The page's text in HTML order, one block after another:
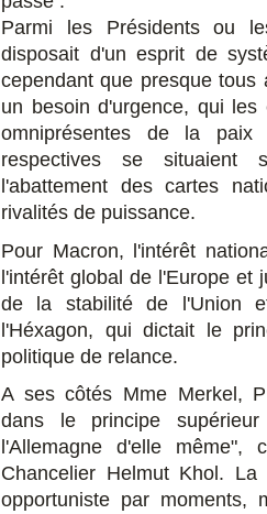
Parmi les Présidents ou
disposait d'un esprit de
cependant que presque
un besoin d'urgence, qui
omniprésentes de la
respectives se situaient
l'abattement des cartes
rivalités de puissance.
Pour Macron, l'intérêt
l'intérêt global de l'Europe et
de la stabilité de l'Union
l'Héxagon, qui dictait le
politique de relance.
A ses côtés Mme Merkel,
dans le principe
l'Allemagne d'elle
Chancelier Helmut Khol.
opportuniste par moments,